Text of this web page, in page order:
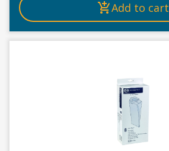
Add to cart